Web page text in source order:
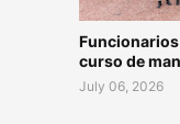
curso de
July 06, 2026